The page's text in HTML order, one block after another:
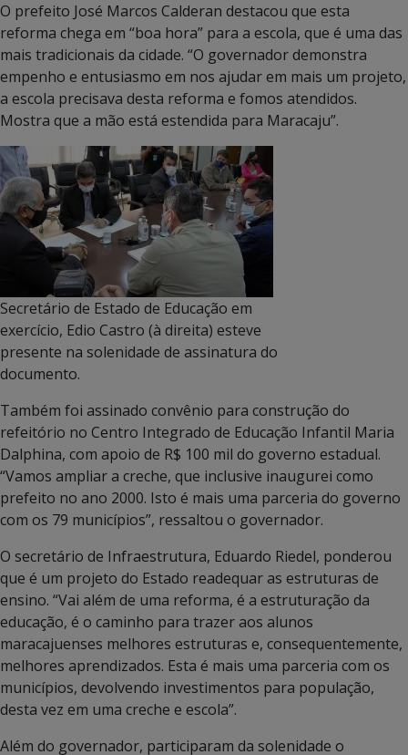
O prefeito José Marcos Calderan destacou que esta
reforma chega em “boa hora” para a escola, que é uma das
mais tradicionais da cidade. “O governador demonstra
empenho e entusiasmo em nos ajudar em mais um projeto,
a escola precisava desta reforma e fomos atendidos.
Mostra que a mão está estendida para Maracaju”.
Secretário de Estado de Educação em
exercício, Edio Castro (à direita) esteve
presente na solenidade de assinatura do
documento.
Também foi assinado convênio para construção do
refeitório no Centro Integrado de Educação Infantil Maria
Dalphina, com apoio de R$ 100 mil do governo estadual.
“Vamos ampliar a creche, que inclusive inaugurei como
prefeito no ano 2000. Isto é mais uma parceria do governo
com os 79 municípios”, ressaltou o governador.
O secretário de Infraestrutura, Eduardo Riedel, ponderou
que é um projeto do Estado readequar as estruturas de
ensino. “Vai além de uma reforma, é a estruturação da
educação, é o caminho para trazer aos alunos
maracajuenses melhores estruturas e, consequentemente,
melhores aprendizados. Esta é mais uma parceria com os
municípios, devolvendo investimentos para população,
desta vez em uma creche e escola”.
Além do governador, participaram da solenidade o